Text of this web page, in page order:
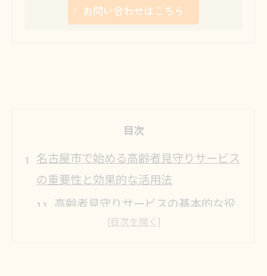
お問い合わせはこちら
目次
名古屋市で始める高齢者見守りサービス
の重要性と効果的な活用法
高齢者見守りサービスの基本的な役